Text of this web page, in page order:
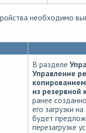
необходимо
В разделе
Управление
копированием
из резервной
ранее
его загрузки
будет
перезагрузке